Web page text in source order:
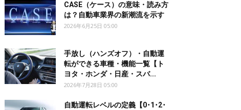
CASE（ケース）の意味・読み方
は？自動車業界の新潮流を示す
2026年6月25日 05:00
手放し（ハンズオフ）・自動運
転ができる車種・機能一覧【ト
ヨタ・ホンダ・日産・スバ...
2026年7月28日 05:00
自動運転レベルの定義【0･1･2･